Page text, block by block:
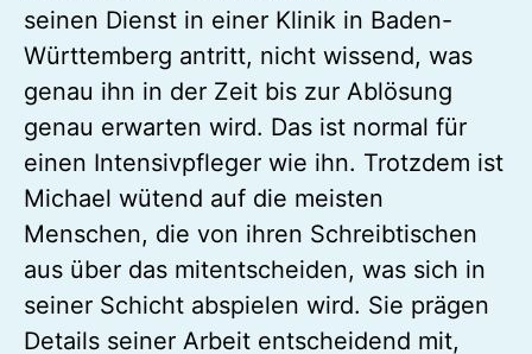
seinen Dienst in einer Klinik in Baden-
Württemberg antritt, nicht wissend, was
genau ihn in der Zeit bis zur Ablösung
genau erwarten wird. Das ist normal für
einen Intensivpfleger wie ihn. Trotzdem ist
Michael wütend auf die meisten
Menschen, die von ihren Schreibtischen
aus über das mitentscheiden, was sich in
seiner Schicht abspielen wird. Sie prägen
Details seiner Arbeit entscheidend mit,